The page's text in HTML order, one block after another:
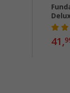
41,